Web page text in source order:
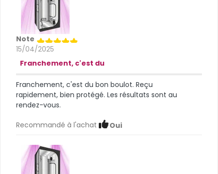
Note
15/04/2025
Franchement, c'est du
Franchement, c'est du bon boulot. Reçu
rapidement, bien protégé. Les résultats sont au
rendez-vous.
Recommandé à l'achat Oui